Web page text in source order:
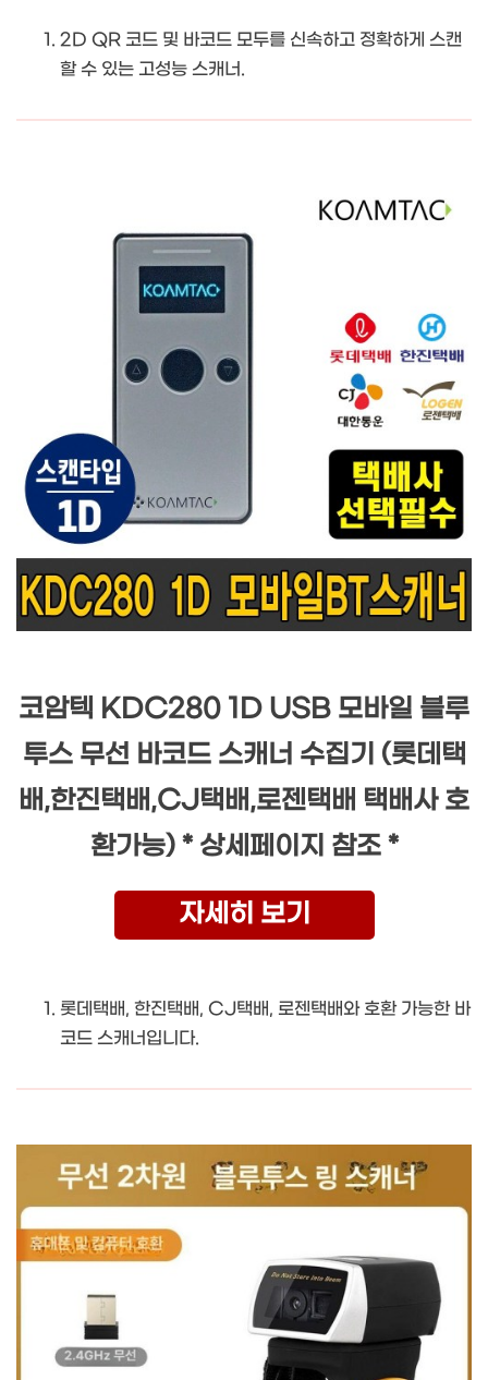
2D QR 코드 및 바코드 모두를 신속하고 정확하게 스캔
할 수 있는 고성능 스캐너.
코암텍 KDC280 1D USB 모바일 블루
투스 무선 바코드 스캐너 수집기 (롯데택
배,한진택배,CJ택배,로젠택배 택배사 호
환가능) * 상세페이지 참조 *
자세히 보기
롯데택배, 한진택배, CJ택배, 로젠택배와 호환 가능한 바
코드 스캐너입니다.